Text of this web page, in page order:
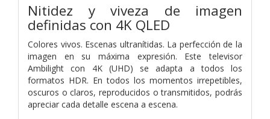
Nitidez y viveza de imagen
definidas con 4K QLED
Colores vivos. Escenas ultranítidas. La perfección de la
imagen en su máxima expresión. Este televisor
Ambilight con 4K (UHD) se adapta a todos los
formatos HDR. En todos los momentos irrepetibles,
oscuros o claros, reproducidos o transmitidos, podrás
apreciar cada detalle escena a escena.